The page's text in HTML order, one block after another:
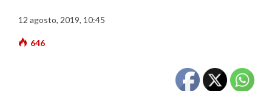
12 agosto, 2019, 10:45
646